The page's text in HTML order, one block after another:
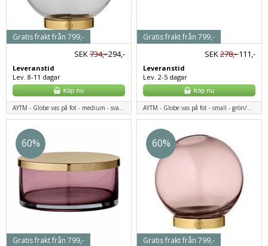
SEK734,-294,-
Leveranstid
Lev. 8-11 dagar
Gratis frakt från 799,-
SEK278,-111,-
Leveranstid
Lev. 2-5 dagar
Gratis frakt från 799,-
60%
Gratis frakt från 799,-
60%
Gratis frakt från 799,-